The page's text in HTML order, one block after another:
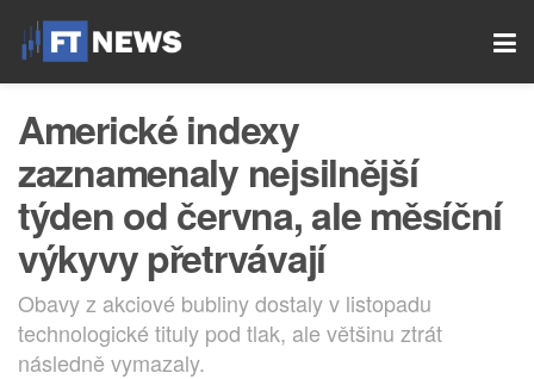
Americké indexy
zaznamenaly nejsilnější
týden od června, ale měsíční
výkyvy přetrvávají
Obavy z akciové bubliny dostaly v listopadu
technologické tituly pod tlak, ale většinu ztrát
následně vymazaly.